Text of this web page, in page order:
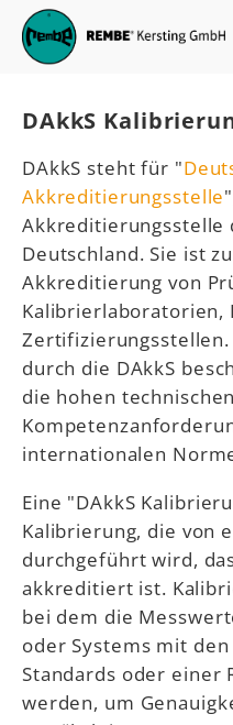
Skip to main navigation
zum Inhalt
Skip to page footer
DAkkS
DAkkS steht für "
Akkreditierungsstelle
Akkreditierungsstelle
Deutschland. Sie ist
Akkreditierung von
Kalibrierlaboratorien,
durch die DAkkS
die hohen technischen
internationalen
Eine "DAkkS
Kalibrierung, die von
durchgeführt wird,
akkreditiert ist.
bei dem die
oder Systems mit
Standards oder einer
werden, um